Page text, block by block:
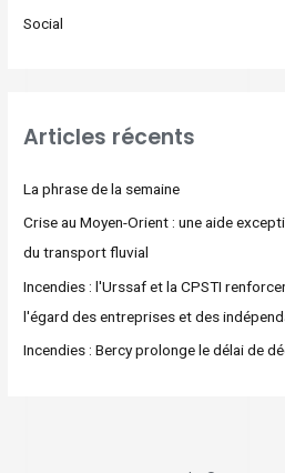
Social
Articles récents
La phrase de la semaine
Crise au Moyen-Orient : une aide
du transport fluvial
Incendies : l'Urssaf et la CPSTI
l'égard des entreprises et des
Incendies : Bercy prolonge le délai de